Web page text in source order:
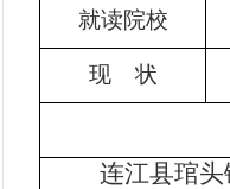
就读院校
现 状
连江县琯